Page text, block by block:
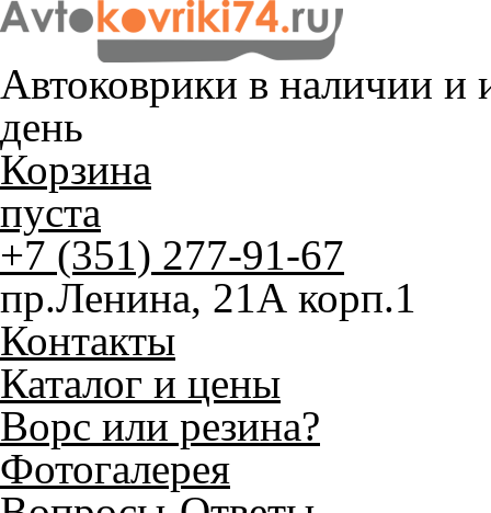
Автоковрики в наличии и
день
Корзина
пуста
+7 (351) 277-91-67
пр.Ленина, 21А корп.1
Контакты
Каталог и цены
Ворс или резина?
Фотогалерея